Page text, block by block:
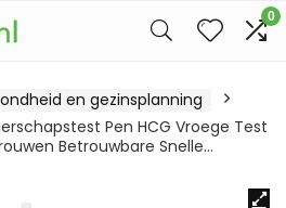
0
en gezinsplanning
Pen HCG Vroege Test
Betrouwbare Snelle…